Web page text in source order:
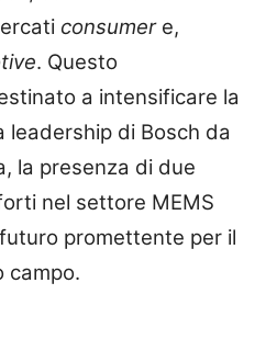
consumere,
. Questo
a intensificare la
leadership di Bosch da
la presenza di due
nel settore MEMS
promettente per il
campo.